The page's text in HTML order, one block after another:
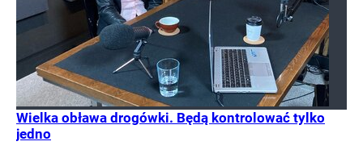
Wielka obława drogówki. Będą kontrolować tylko
jedno